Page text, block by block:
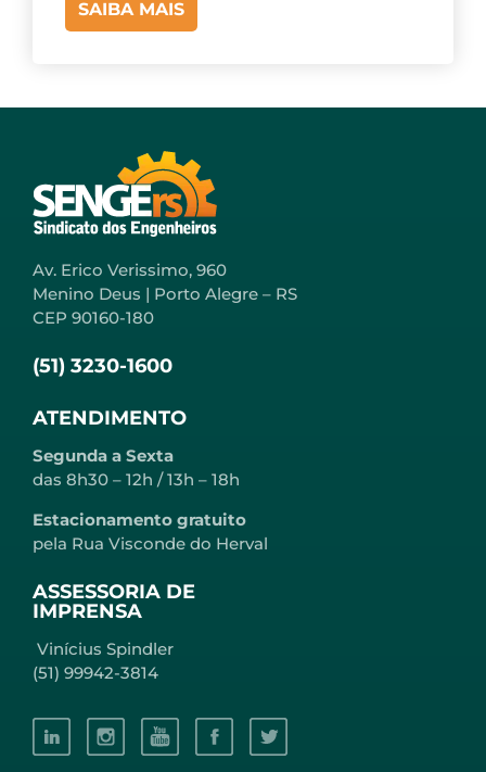
SAIBA MAIS
Av. Erico Verissimo, 960
Menino Deus | Porto Alegre – RS
CEP 90160-180
(51) 3230-1600
ATENDIMENTO
Segunda a Sexta
das 8h30 – 12h / 13h – 18h
Estacionamento gratuito
pela Rua Visconde do Herval
ASSESSORIA DE
IMPRENSA
Vinícius Spindler
(51) 99942-3814